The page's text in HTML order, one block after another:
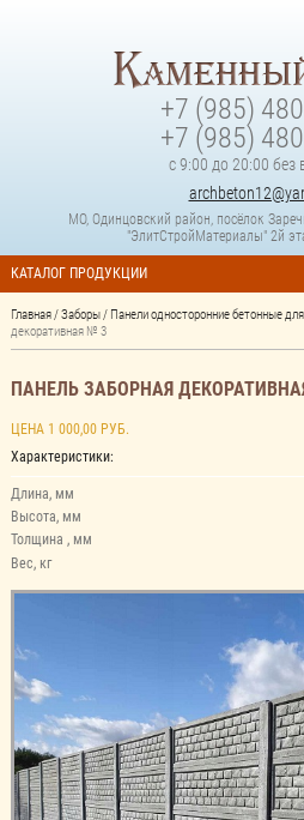
+7 (985)
+7 (985)
с 9:00 до 20:00 без
МО, Одинцовский район, посёлок
"ЭлитСтройМатериалы" 2й
КАТАЛОГ ПРОДУКЦИИ
Главная /Заборы / Панели односторонние бетонные
декоративная № 3
ПАНЕЛЬ ЗАБОРНАЯ
ЦЕНА 1 000,00 РУБ.
Характеристики:
Длина, мм
Высота, мм
Толщина , мм
Вес, кг